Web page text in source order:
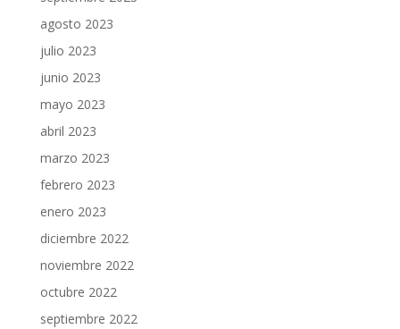
agosto 2023
julio 2023
junio 2023
mayo 2023
abril 2023
marzo 2023
febrero 2023
enero 2023
diciembre 2022
noviembre 2022
octubre 2022
septiembre 2022